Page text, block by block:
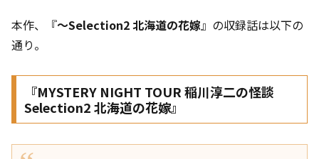
本作、『～Selection2 北海道の花嫁』の収録話は以下の
通り。
『MYSTERY NIGHT TOUR 稲川淳二の怪談
Selection2 北海道の花嫁』